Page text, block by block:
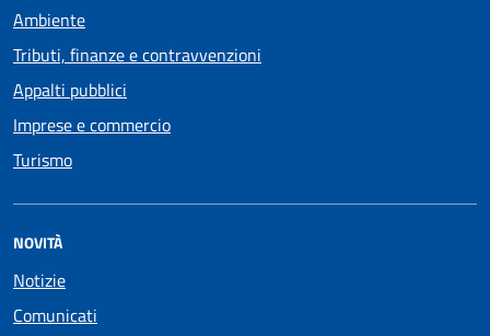
Ambiente
Tributi, finanze e contravvenzioni
Appalti pubblici
Imprese e commercio
Turismo
NOVITÀ
Notizie
Comunicati